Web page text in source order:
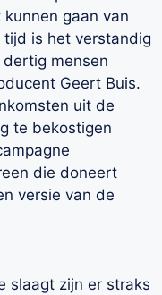
gaan van
tijd is het verstandig
mensen
Geert Buis.
uit de
te bekostigen
die doneert
versie van de
slaagt zijn er straks